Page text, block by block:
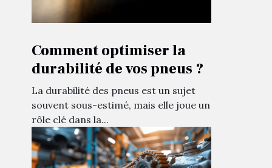
Comment optimiser la
durabilité de vos pneus ?
La durabilité des pneus est un sujet
souvent sous-estimé, mais elle joue un
rôle clé dans la...